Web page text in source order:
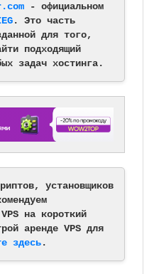
- официальном
. Это часть
для того,
подходящий
задач хостинга.
установщиков
на короткий
аренде VPS для
здесь.